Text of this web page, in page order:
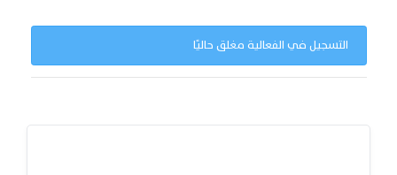
التسجيل في الفعالية مغلق حاليًا